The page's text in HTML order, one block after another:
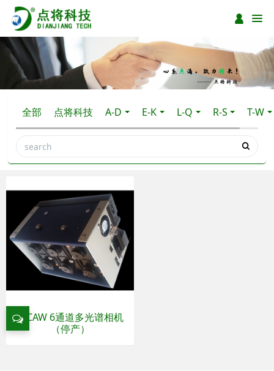
全部 点将科技 A-D E-K L-Q R-S T-W
MCAW 6通道多光谱相机
（停产）